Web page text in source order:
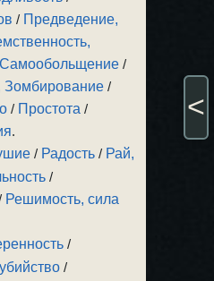
/ Предведение,
Самообольщение /
Зомбирование /
/ Простота /
.
/ Радость / Рай,
/
Решимость, сила
/
/
<